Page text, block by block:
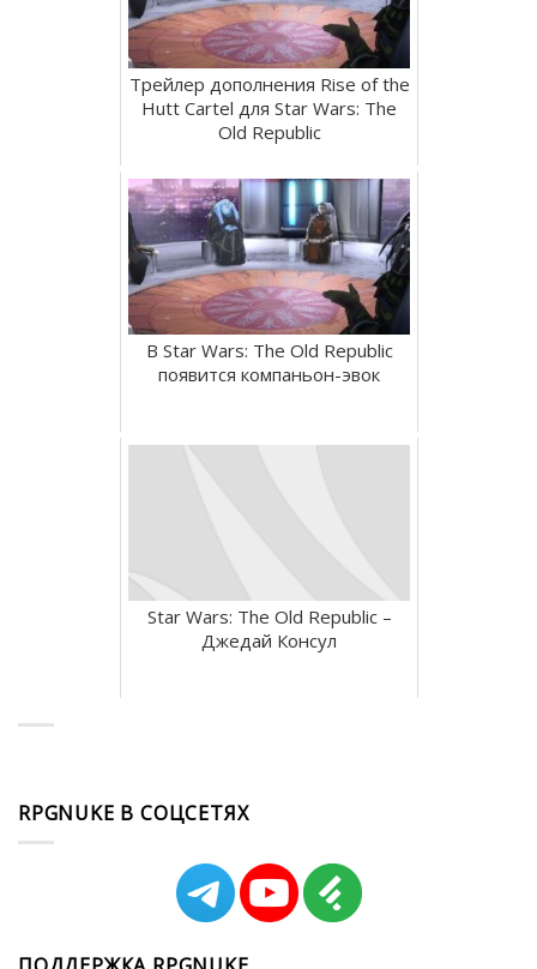
Трейлер дополнения Rise of the
Hutt Cartel для Star Wars: The
Old Republic
В Star Wars: The Old Republic
появится компаньон-эвок
Star Wars: The Old Republic –
Джедай Консул
RPGNUKE В СОЦСЕТЯХ